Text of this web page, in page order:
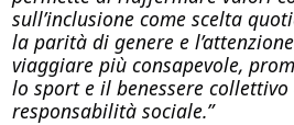
sull’inclusione come scelta
la parità di genere e
viaggiare più consapevole,
lo sport e il benessere collettivo
responsabilità sociale.”